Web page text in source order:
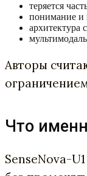
теряется
понимание и
архитектура
Авторы
Что
SenseNova-